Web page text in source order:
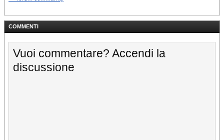
COMMENTI
Vuoi commentare? Accendi la
discussione